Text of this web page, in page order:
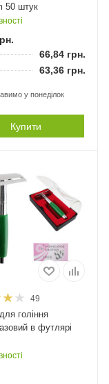
50 штук
66,84грн.
63,36грн.
у понеділок
Купити
49
гоління
в футлярі